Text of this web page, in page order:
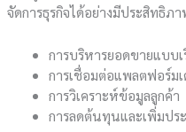
จัดการธุรกิจได้อย่างมีประสิทธิภ
การบริหารยอดขายแบบ
การเชื่อมต่อแพลตฟอร์มเ
การวิเคราะห์ข้อมูลลูกค้า
การลดต้นทุนและเพิ่มปร